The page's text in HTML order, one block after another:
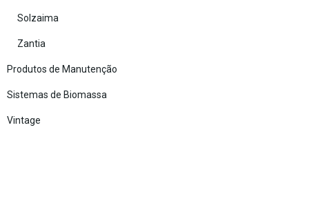
Solzaima
Zantia
Produtos de Manutenção
Sistemas de Biomassa
Vintage